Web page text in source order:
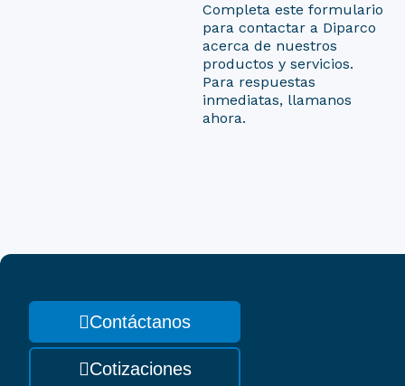
Completa este formulario
para contactar a Diparco
acerca de nuestros
productos y servicios.
Para respuestas
inmediatas, llamanos
ahora.
Contáctanos
Cotizaciones